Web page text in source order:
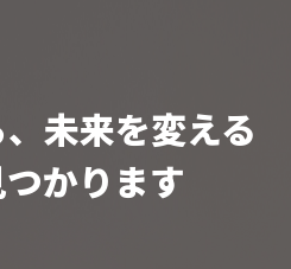
未来を変える
かります